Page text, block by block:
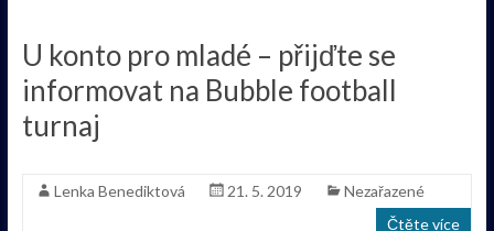
U konto pro mladé – přijďte se
informovat na Bubble football
turnaj
Lenka Benediktová 21. 5. 2019
Nezařazené
Čtěte více